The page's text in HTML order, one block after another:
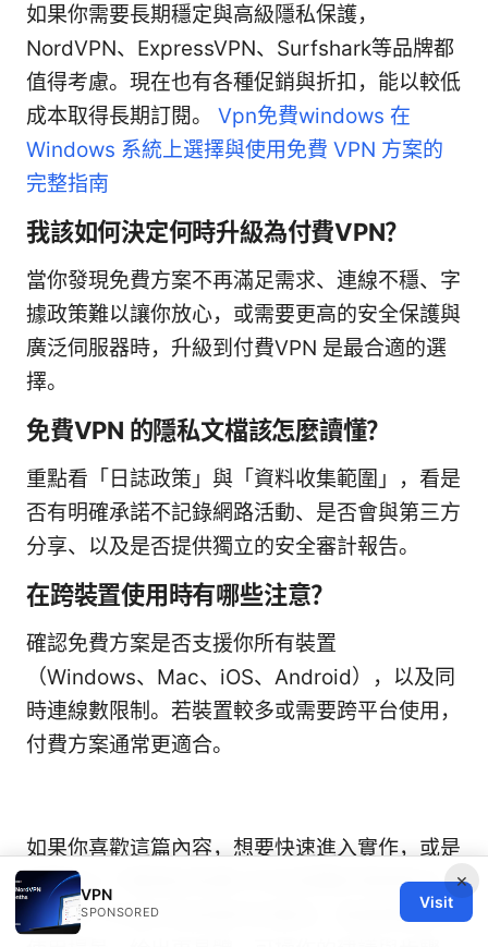
如果你需要長期穩定與高級隱私保護，
NordVPN、ExpressVPN、Surfshark等品牌都
值得考慮。現在也有各種促銷與折扣，能以較低
成本取得長期訂閱。 Vpn免費windows 在
Windows 系統上選擇與使用免費 VPN 方案的
完整指南
我該如何決定何時升級為付費VPN？
當你發現免費方案不再滿足需求、連線不穩、字
據政策難以讓你放心，或需要更高的安全保護與
廣泛伺服器時，升級到付費VPN 是最合適的選
擇。
免費VPN 的隱私文檔該怎麼讀懂？
重點看「日誌政策」與「資料收集範圍」，看是
否有明確承諾不記錄網路活動、是否會與第三方
分享、以及是否提供獨立的安全審計報告。
在跨裝置使用時有哪些注意？
確認免費方案是否支援你所有裝置
（Windows、Mac、iOS、Android），以及同
時連線數限制。若裝置較多或需要跨平台使用，
付費方案通常更適合。
如果你喜歡這篇內容，想要快速進入實作，或是
想要深入了解某些免費VPN的具體評測與對比，
歡迎在下方留言告訴我你的需求。我會根據你的
×
VPN
SPONSORED
Visit